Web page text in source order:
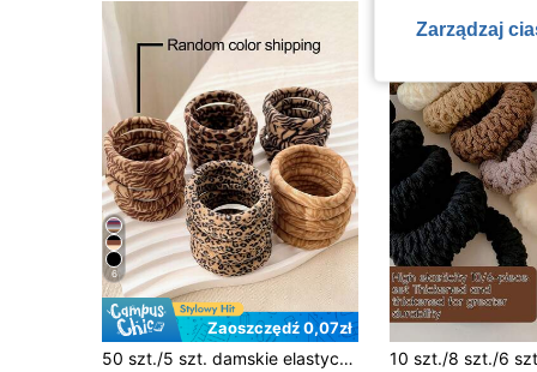
6
Zaoszczędź 0,07zł
50 szt./5 szt. damskie elastyczne gumki do włosów w panterkę, bardzo rozciągliwe, nie niszczące włosów, akcesoria do włosów, do pracy, w podróż, do dekoracji fryzury, gumki z nadrukiem zwierzęcym
Zarządzaj